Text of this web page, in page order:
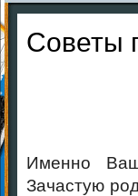
Советы
Именно
Зачастую